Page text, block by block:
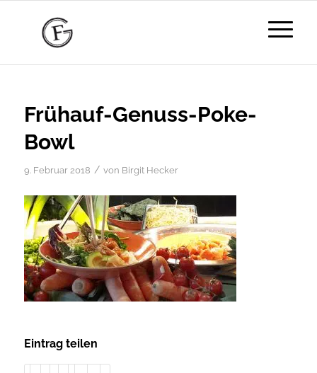
Frühauf-Genuss-Poke-
Bowl
9. Februar 2018 / von Birgit Hecker
Eintrag teilen